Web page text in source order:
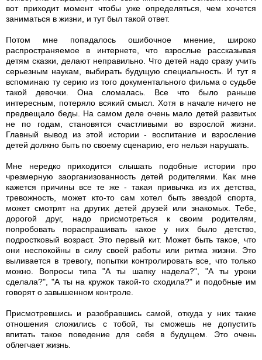
вот приходит момент чтобы уже определяться, чем хочется
заниматься в жизни, и тут был такой ответ.
Потом мне попадалось ошибочное мнение, широко
распространяемое в интернете, что взрослые рассказывая
детям сказки, делают неправильно. Что детей надо сразу учить
серьезным наукам, выбирать будущую специальность. И тут я
вспоминаю ту серию из того документального фильма о судьбе
такой девочки. Она сломалась. Все что было раньше
интересным, потеряло всякий смысл. Хотя в начале ничего не
предвещало беды. На самом деле очень мало детей развитых
не по годам, становятся счастливыми во взрослой жизни.
Главный вывод из этой истории - воспитание и взросление
детей должно быть по своему сценарию, его нельзя нарушать.
Мне нередко приходится слышать подобные истории про
чрезмерную заорганизованность детей родителями. Как мне
кажется причины все те же - такая привычка из их детства,
тревожность, может кто-то сам хотел быть звездой спорта,
может смотрят на других детей друзей или знакомых. Тебе,
дорогой друг, надо присмотреться к своим родителям,
попробовать пораспрашивать какое у них было детство,
подростковый возраст. Это первый кит. Может быть такое, что
они неспокойны в силу своей работы или ритма жизни. Это
выливается в тревогу, попытки контролировать все, что только
можно. Вопросы типа "А ты шапку надела?", "А ты уроки
сделала?", "А ты на кружок такой-то сходила?" и подобные им
говорят о завышенном контроле.
Присмотревшись и разобравшись самой, откуда у них такие
отношения сложились с тобой, ты сможешь не допустить
впитать такое поведение для себя в будущем. Это очень
облегчает жизнь.